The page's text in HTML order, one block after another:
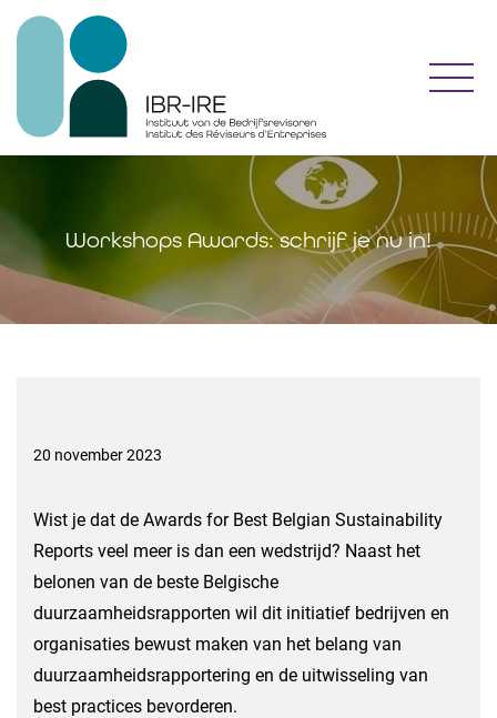
Workshops Awards: schrijf je nu in!
20 november 2023
Wist je dat de Awards for Best Belgian Sustainability
Reports veel meer is dan een wedstrijd? Naast het
belonen van de beste Belgische
duurzaamheidsrapporten wil dit initiatief bedrijven en
organisaties bewust maken van het belang van
duurzaamheidsrapportering en de uitwisseling van
best practices bevorderen.